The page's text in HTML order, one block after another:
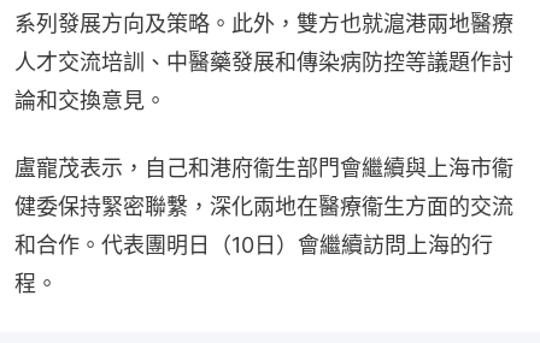
系列發展方向及策略。此外，雙方也就滬港兩地醫療
人才交流培訓、中醫藥發展和傳染病防控等議題作討
論和交換意見。
盧寵茂表示，自己和港府衞生部門會繼續與上海市衞
健委保持緊密聯繫，深化兩地在醫療衞生方面的交流
和合作。代表團明日（10日）會繼續訪問上海的行
程。